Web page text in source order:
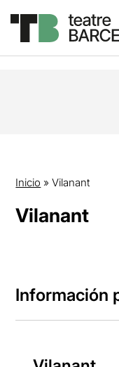
Inicio »Vilanant
Vilanant
Información